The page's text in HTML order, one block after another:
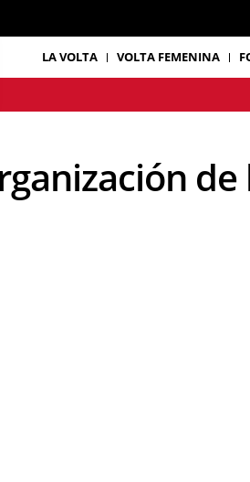
LA VOLTA VOLTA FEMENINA
de